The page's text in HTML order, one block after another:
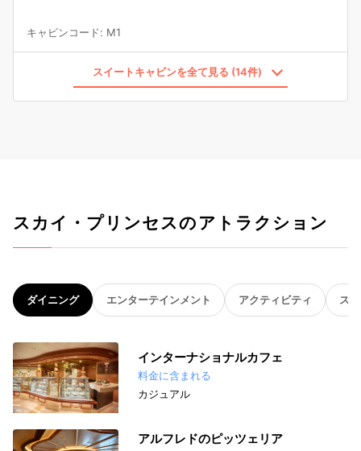
キャビンコード: M1
スイートキャビンを全て見る (14件)
スカイ・プリンセスのアトラクション
ダイニング エンターテインメント アクティビティ ス
インターナショナルカフェ
料金に含まれる
カジュアル
アルフレドのピッツェリア